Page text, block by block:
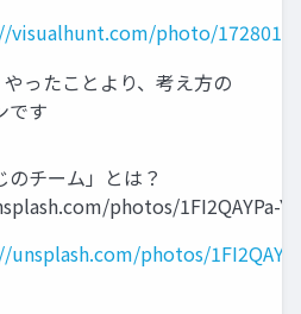
visualhunt.com/photo/172801/
ったことより、考え方の
です
のチーム」とは？
photos/1FI2QAYPa-Y
photos/